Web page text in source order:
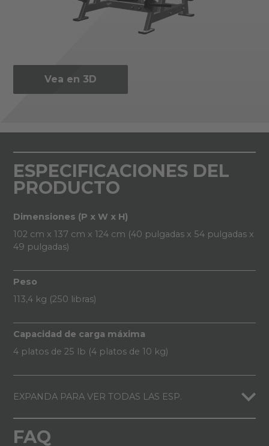
Vea en 3D
ESPECIFICACIONES DEL
PRODUCTO
Dimensiones (P x W x H)
102 cm x 137 cm x 124 cm (40 pulgadas x 54 pulgadas x
49 pulgadas)
Peso
113,4 kg (250 libras)
Capacidad de carga máxima
4 platos de 25 lb (4 platos de 10 kg)
EXPANDA PARA VER TODAS LAS ESP.
FAQ